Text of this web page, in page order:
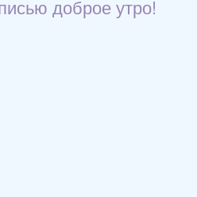
доброе утро!